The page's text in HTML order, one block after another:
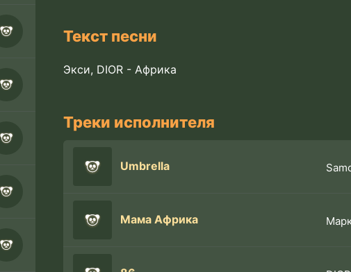
Текст песни
Экси, DIOR - Африка
Треки исполнителя
Umbrella
Мама Африка